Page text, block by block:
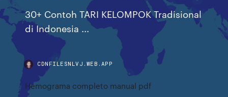
30+ Contoh TARI KELOMPOK Tradisional
di Indonesia ...
CDNFILESNLVJ.WEB.APP
Hemograma completo manual pdf